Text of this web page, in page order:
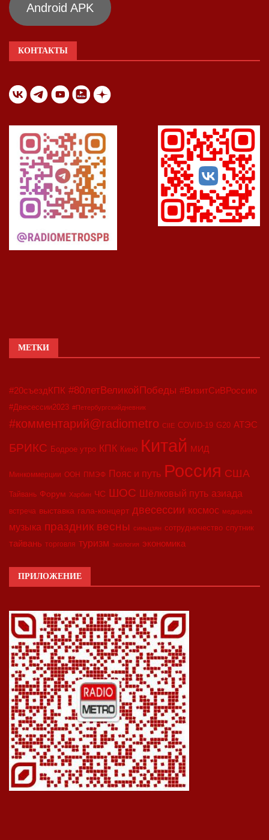
Android APK
КОНТАКТЫ
МЕТКИ
#20съездКПК #80летВеликойПобеды #ВизитСиВРоссию
#Двесессии2023 #Петербургскийдневник
#комментарий@radiometro CIIE COVID-19 G20 АТЭС
БРИКС Бодрое утро КПК Кино Китай МИД
Минкоммерции ООН ПМЭФ Пояс и путь Россия США
Тайвань Форум Харбин ЧС ШОС Шёлковый путь азиада
встреча выставка гала-концерт двесессии космос медицина
музыка праздник весны синьцзян сотрудничество спутник
тайвань торговля туризм экология экономика
ПРИЛОЖЕНИЕ